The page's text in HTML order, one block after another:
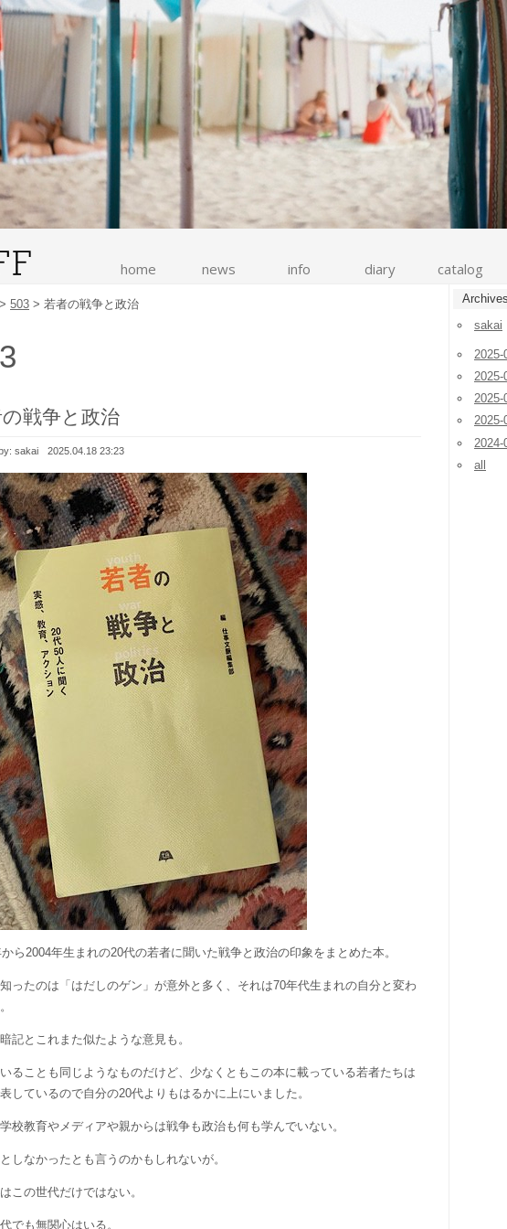
home news info diary catalog
> 503 > 若者の戦争と政治
戦争と政治
sakai 2025.04.18 23:23
ら2004年生まれの20代の若者に聞いた戦争と政治の印象をまとめた本。
ったのは「はだしのゲン」が意外と多く、それは70年代生まれの自分と変わ
記とこれまた似たような意見も。
ることも同じようなものだけど、少なくともこの本に載っている若者たちは
しているので自分の20代よりもはるかに上にいました。
校教育やメディアや親からは戦争も政治も何も学んでいない。
しなかったとも言うのかもしれないが。
この世代だけではない。
でも無関心はいる。
Archives
sakai
2025-
2025-
2025-
2025-
2024-
all